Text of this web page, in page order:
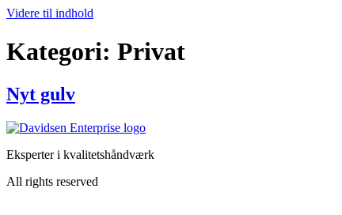
Videre til indhold
Kategori: Privat
Nyt gulv
Eksperter i kvalitetshåndværk
All rights reserved